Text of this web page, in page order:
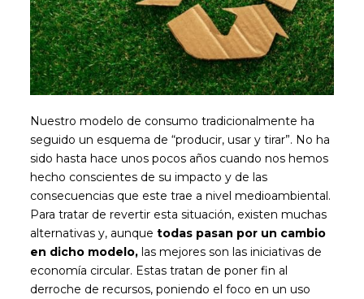
Nuestro modelo de consumo tradicionalmente ha
seguido un esquema de “producir, usar y tirar”. No ha
sido hasta hace unos pocos años cuando nos hemos
hecho conscientes de su impacto y de las
consecuencias que este trae a nivel medioambiental.
Para tratar de revertir esta situación, existen muchas
alternativas y, aunquetodas pasan por un cambio
en dicho modelo, las mejores son las iniciativas de
economía circular. Estas tratan de poner fin al
derroche de recursos, poniendo el foco en un uso